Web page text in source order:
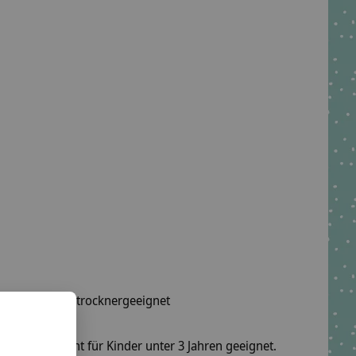
nicht trocknergeeignet
sind nicht für Kinder unter 3 Jahren geeignet.